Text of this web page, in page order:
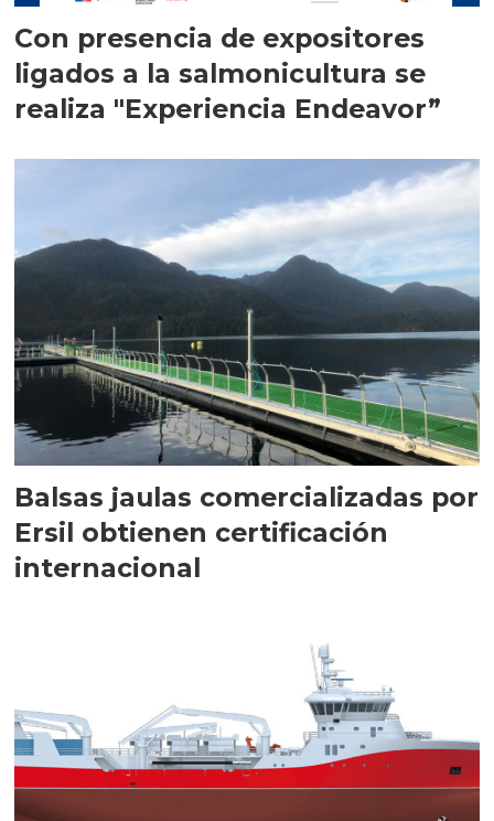
Con presencia de expositores
ligados a la salmonicultura se
realiza "Experiencia Endeavor”
Balsas jaulas comercializadas por
Ersil obtienen certificación
internacional